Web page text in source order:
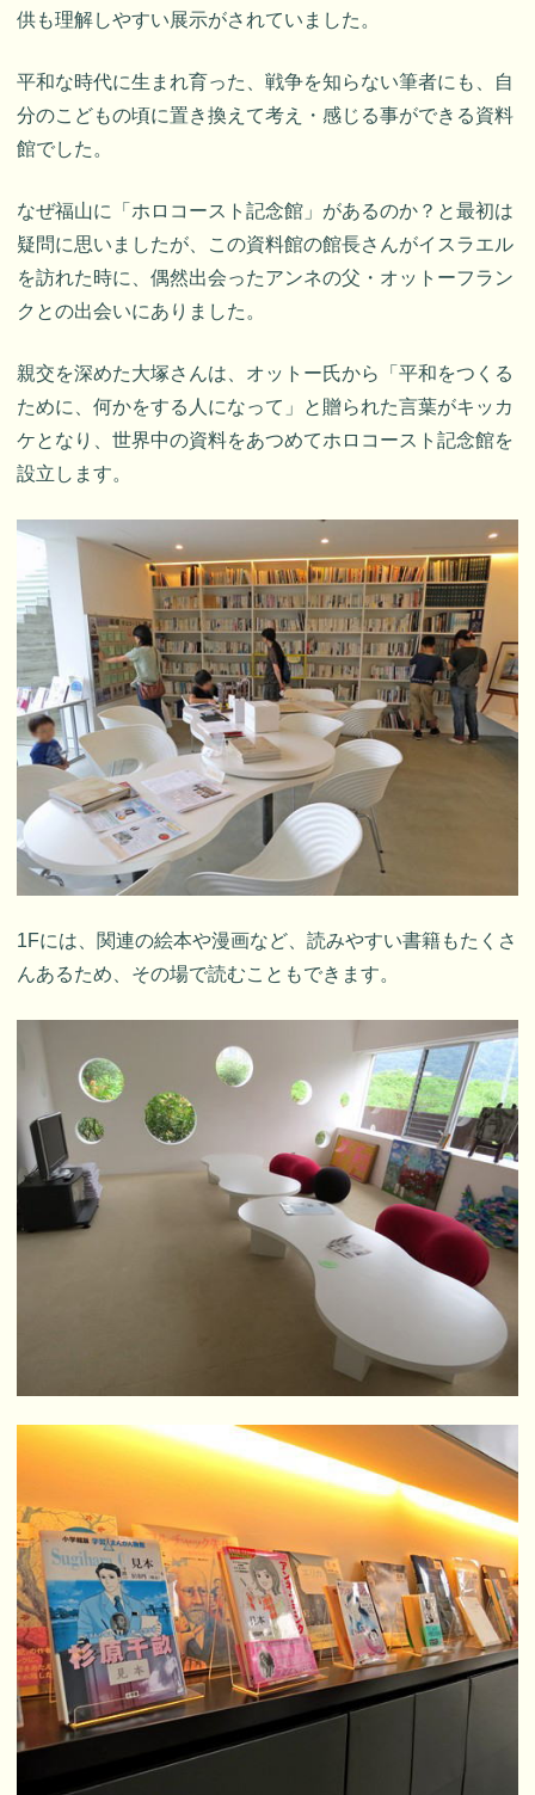
供も理解しやすい展示がされていました。
平和な時代に生まれ育った、戦争を知らない筆者にも、自
分のこどもの頃に置き換えて考え・感じる事ができる資料
館でした。
なぜ福山に「ホロコースト記念館」があるのか？と最初は
疑問に思いましたが、この資料館の館長さんがイスラエル
を訪れた時に、偶然出会ったアンネの父・オットーフラン
クとの出会いにありました。
親交を深めた大塚さんは、オットー氏から「平和をつくる
ために、何かをする人になって」と贈られた言葉がキッカ
ケとなり、世界中の資料をあつめてホロコースト記念館を
設立します。
1Fには、関連の絵本や漫画など、読みやすい書籍もたくさ
んあるため、その場で読むこともできます。